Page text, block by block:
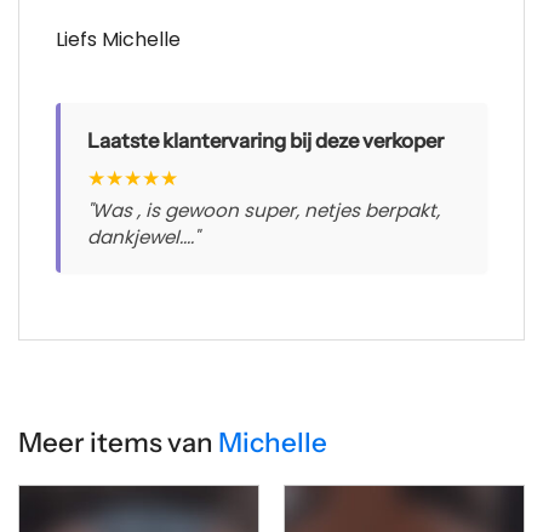
Liefs Michelle
Laatste klantervaring bij deze verkoper
★★★★★
"Was , is gewoon super, netjes berpakt,
dankjewel...."
Meer items van Michelle